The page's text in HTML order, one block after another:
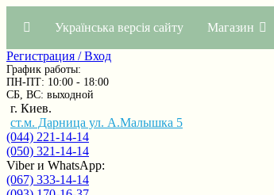
Українська версія сайту Магазин
Регистрация / Вход
График работы:
ПН-ПТ: 10:00 - 18:00
СБ, ВС: выходной
г. Киев.
ст.м. Дарница ул. А.Малышка 5
(044) 221-14-14
(050) 321-14-14
Viber и WhatsApp:
(067) 333-14-14